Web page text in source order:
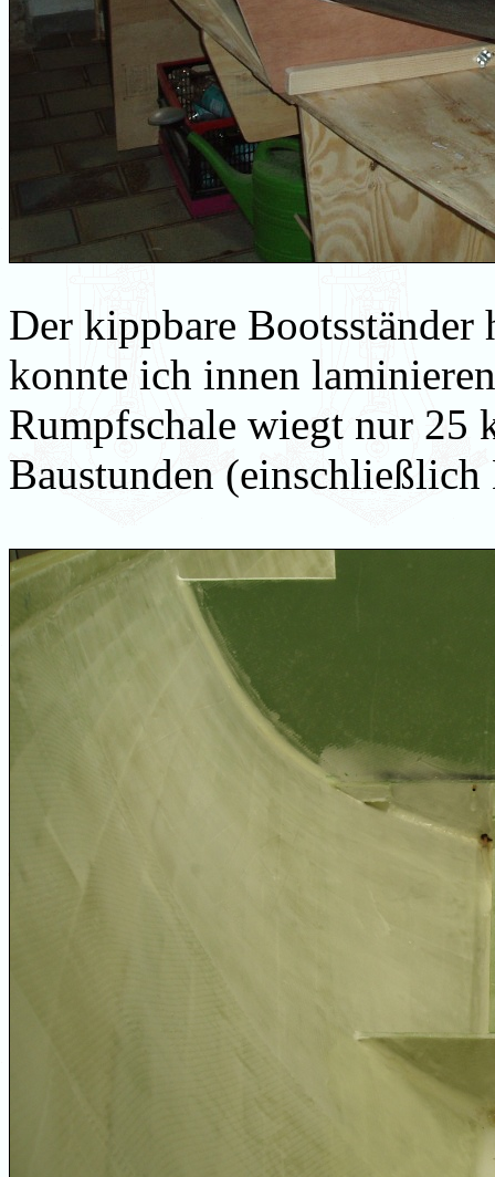
Der kippbare Bootsständer
konnte ich innen
Rumpfschale wiegt nur 25
Baustunden